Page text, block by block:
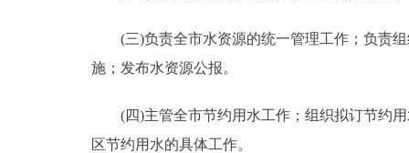
(三)负责全市水资源的统一管理工作；负责组
施；发布水资源公报。
(四)主管全市节约用水工作；组织拟订节约用
区节约用水的具体工作。